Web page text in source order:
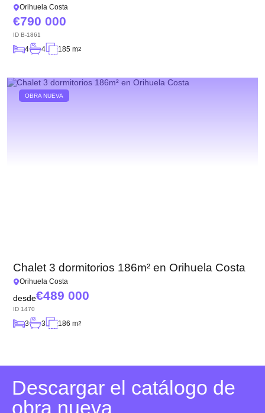
Orihuela Costa
790 000
ID B-1861
4 4 185 m2
OBRA NUEVA
Chalet 3 dormitorios 186m² en Orihuela Costa
Orihuela Costa
desde 489 000
ID 1470
3 3 186 m2
Descargar el catálogo de
obra nueva